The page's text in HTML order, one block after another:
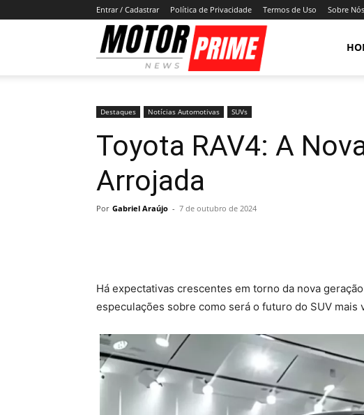
Entrar / Cadastrar Política de Privacidade Termos de Uso Sobre Nós
Destaques Notícias Automotivas SUVs
Toyota RAV4: A
Arrojada
Por Gabriel Araújo - 7 de outubro de 2024
Há expectativas crescentes em torno da nova
especulações sobre como será o futuro do SUV mais